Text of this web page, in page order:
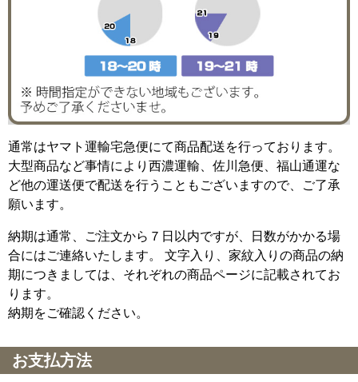
通常はヤマト運輸宅急便にて商品配送を行っております。
大型商品など事情により西濃運輸、佐川急便、福山通運な
ど他の運送便で配送を行うこともございますので、ご了承
願います。
納期は通常、ご注文から７日以内ですが、日数がかかる場
合にはご連絡いたします。 文字入り、家紋入りの商品の納
期につきましては、それぞれの商品ページに記載されてお
ります。
納期をご確認ください。
お支払方法